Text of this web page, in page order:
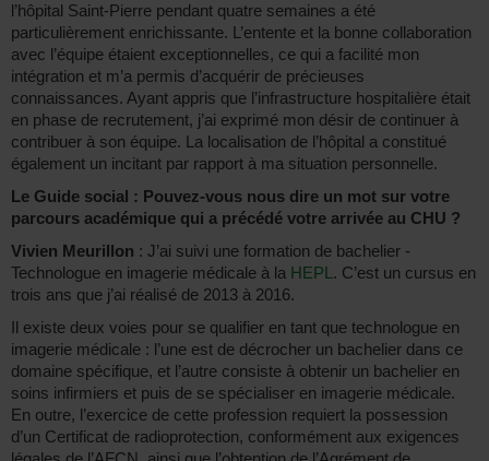
l’hôpital Saint-Pierre pendant quatre semaines a été
particulièrement enrichissante. L’entente et la bonne collaboration
avec l’équipe étaient exceptionnelles, ce qui a facilité mon
intégration et m’a permis d’acquérir de précieuses
connaissances. Ayant appris que l’infrastructure hospitalière était
en phase de recrutement, j’ai exprimé mon désir de continuer à
contribuer à son équipe. La localisation de l’hôpital a constitué
également un incitant par rapport à ma situation personnelle.
Le Guide social : Pouvez-vous nous dire un mot sur votre
parcours académique qui a précédé votre arrivée au CHU ?
Vivien Meurillon : J’ai suivi une formation de bachelier -
Technologue en imagerie médicale à la HEPL . C’est un cursus en
trois ans que j’ai réalisé de 2013 à 2016.
Il existe deux voies pour se qualifier en tant que technologue en
imagerie médicale : l’une est de décrocher un bachelier dans ce
domaine spécifique, et l’autre consiste à obtenir un bachelier en
soins infirmiers et puis de se spécialiser en imagerie médicale.
En outre, l’exercice de cette profession requiert la possession
d’un Certificat de radioprotection, conformément aux exigences